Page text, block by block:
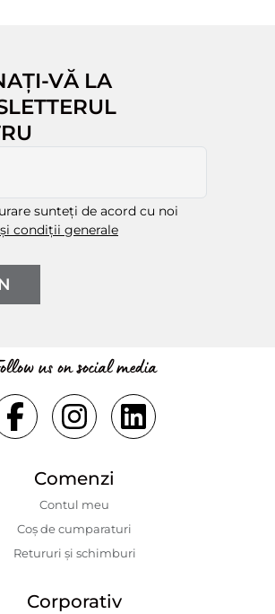
VĂ LA
sunteți de acord cu noi
condiții generale
us on social media
Comenzi
Contul meu
Coș de cumparaturi
Retururi și schimburi
Corporativ